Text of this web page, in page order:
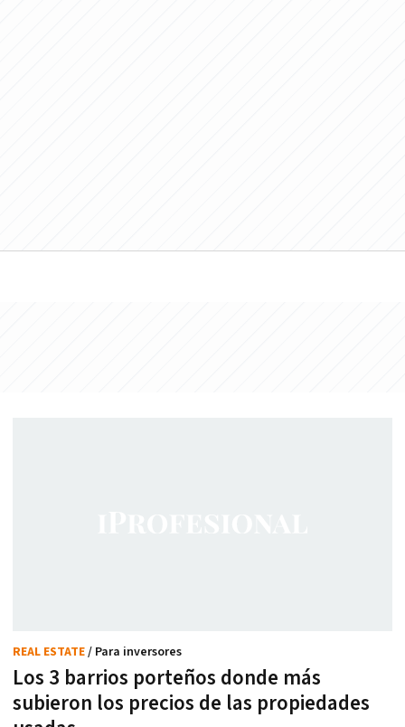
Los 3 barrios porteños donde más
subieron los precios de las propiedades
REAL ESTATE/ Para inversores